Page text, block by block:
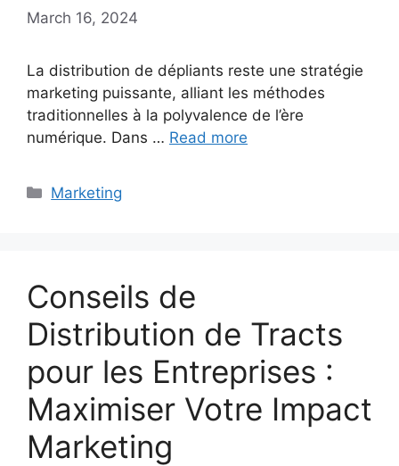
March 16, 2024
La distribution de dépliants reste une stratégie
marketing puissante, alliant les méthodes
traditionnelles à la polyvalence de l’ère
numérique. Dans … Read more
Categories
Marketing
Conseils de
Distribution de Tracts
pour les Entreprises :
Maximiser Votre Impact
Marketing